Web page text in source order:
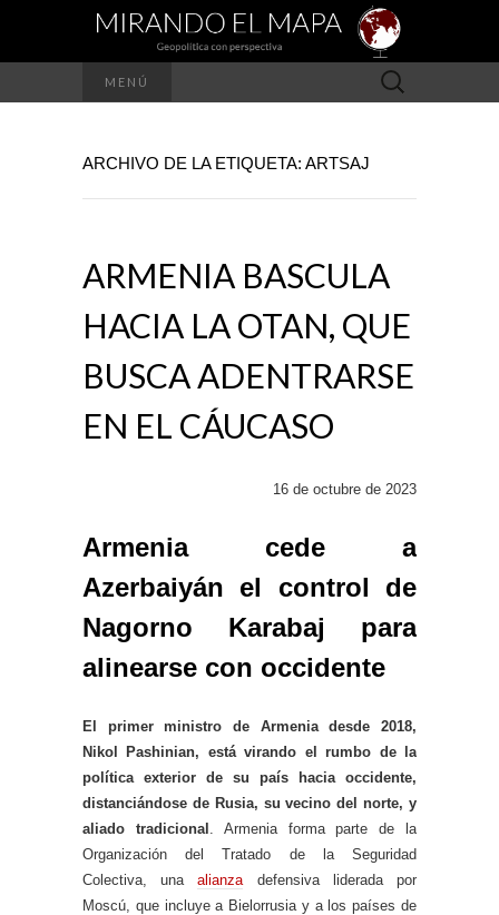
MENÚ Buscar:
ARCHIVO DE LA ETIQUETA: ARTSAJ
ARMENIA BASCULA
HACIA LA OTAN, QUE
BUSCA ADENTRARSE
EN EL CÁUCASO
16 de octubre de 2023
Armenia cede a
Azerbaiyán el control de
Nagorno Karabaj para
alinearse con occidente
El primer ministro de Armenia desde 2018,
Nikol Pashinian, está virando el rumbo de la
política exterior de su país hacia occidente,
distanciándose de Rusia, su vecino del norte, y
aliado tradicional
. Armenia forma parte de la
Organización del Tratado de la Seguridad
Colectiva, unaalianza defensiva liderada por
Moscú, que incluye a Bielorrusia y a los países de